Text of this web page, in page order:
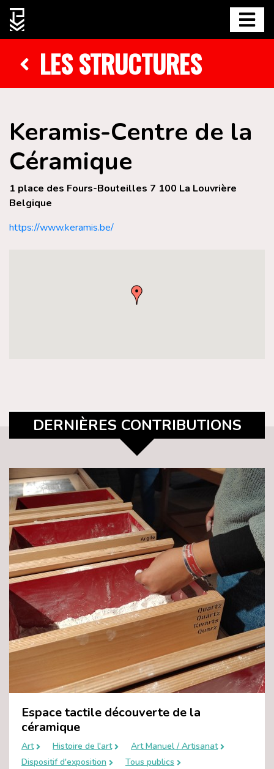
LES STRUCTURES
Keramis-Centre de la
Céramique
1 place des Fours-Bouteilles 7 100 La Louvrière
Belgique
https://www.keramis.be/
DERNIÈRES CONTRIBUTIONS
Espace tactile découverte de la
céramique
Art Histoire de l'art
Art Manuel / Artisanat
Dispositif d'exposition
Tous publics